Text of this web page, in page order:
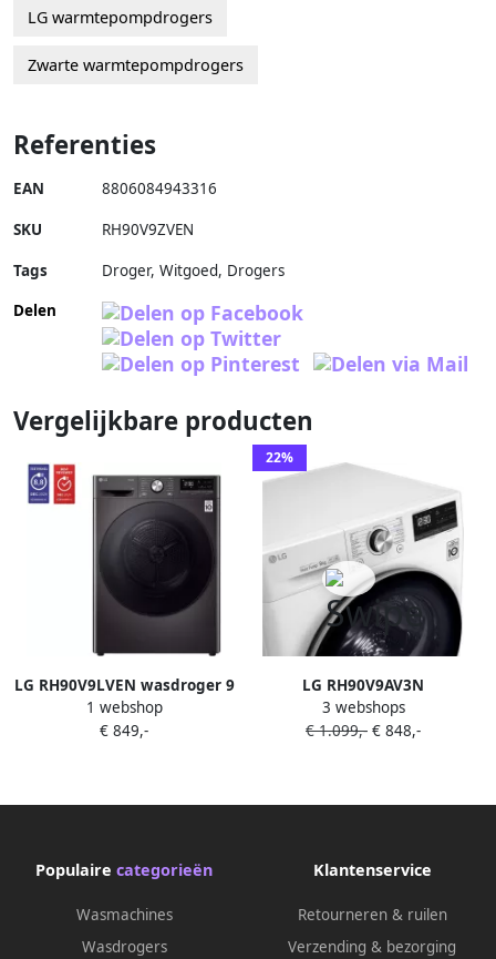
LG warmtepompdrogers
Zwarte warmtepompdrogers
Referenties
EAN 8806084943316
SKU RH90V9ZVEN
Tags
Droger, Witgoed, Drogers
Delen
Vergelijkbare producten
LG RH90V9LVEN wasdroger 9
kg C Dual inverter heatpump
62 dBA 14 programma's
1 webshop
€ 849,-
22%
LG RH90V9AV3N
warmtepompdroger 9 kg
met Dual Inverter Heat
Dry stopt automatisch bij
bediening. Energieklasse
3 webshops
€ 1.099,- € 848,-
Populaire categorieën
Wasmachines
Wasdrogers
Klantenservice
Retourneren & ruilen
Verzending & bezorging